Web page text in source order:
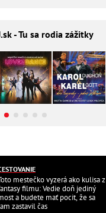
.sk - Tu sa rodia zážitky
mestečko vyzerá ako kulisa z
filmu: Vedie doň jediný
a budete mať pocit, že sa
zastavil čas